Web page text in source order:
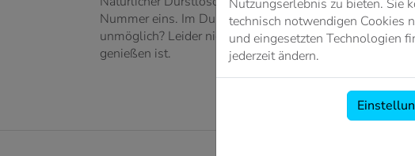
Nummer eins. Im Durchschnitt verbrauchen wir pro
unmöglich? Leider nicht, denn Fehler bei der
genießen ist.
Nutzungserlebnis zu bieten. Sie
technisch notwendigen Cookies
und eingesetzten Technologien
jederzeit ändern.